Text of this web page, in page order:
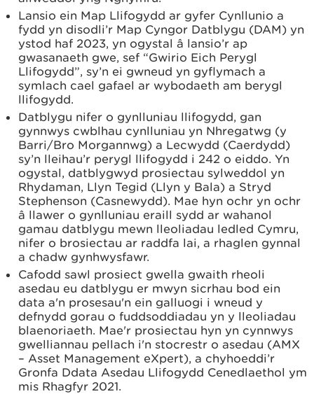
Lansio ein Map Llifogydd ar gyfer Cynllunio a
fydd yn disodli’r Map Cyngor Datblygu (DAM) yn
ystod haf 2023, yn ogystal â lansio’r ap
gwasanaeth gwe, sef “Gwirio Eich Perygl
Llifogydd”, sy’n ei gwneud yn gyflymach a
symlach cael gafael ar wybodaeth am berygl
llifogydd.
Datblygu nifer o gynlluniau llifogydd, gan
gynnwys cwblhau cynlluniau yn Nhregatwg (y
Barri/Bro Morgannwg) a Lecwydd (Caerdydd)
sy’n lleihau’r perygl llifogydd i 242 o eiddo. Yn
ogystal, datblygwyd prosiectau sylweddol yn
Rhydaman, Llyn Tegid (Llyn y Bala) a Stryd
Stephenson (Casnewydd). Mae hyn ochr yn ochr
â llawer o gynlluniau eraill sydd ar wahanol
gamau datblygu mewn lleoliadau ledled Cymru,
nifer o brosiectau ar raddfa lai, a rhaglen gynnal
a chadw gynhwysfawr.
Cafodd sawl prosiect gwella gwaith rheoli
asedau eu datblygu er mwyn sicrhau bod ein
data a'n prosesau'n ein galluogi i wneud y
defnydd gorau o fuddsoddiadau yn y lleoliadau
blaenoriaeth. Mae'r prosiectau hyn yn cynnwys
gwelliannau pellach i'n stocrestr o asedau (AMX
– Asset Management eXpert), a chyhoeddi’r
Gronfa Ddata Asedau Llifogydd Cenedlaethol ym
mis Rhagfyr 2021.